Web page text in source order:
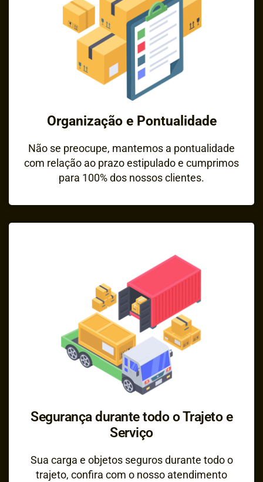
Organização e Pontualidade
Não se preocupe, mantemos a pontualidade
com relação ao prazo estipulado e cumprimos
para 100% dos nossos clientes.
Segurança durante todo o Trajeto e
Serviço
Sua carga e objetos seguros durante todo o
trajeto, confira com o nosso atendimento